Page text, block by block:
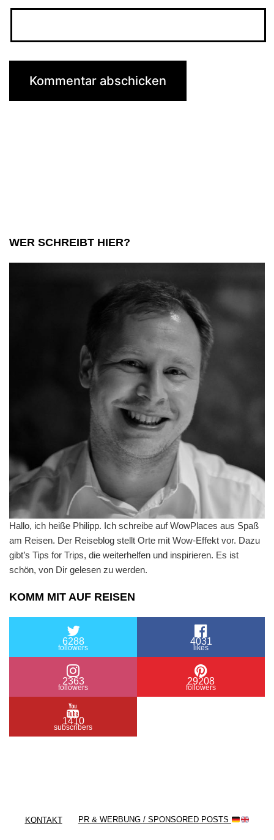
WER SCHREIBT HIER?
Hallo, ich heiße Philipp. Ich schreibe auf WowPlaces aus Spaß
am Reisen. Der Reiseblog stellt Orte mit Wow-Effekt vor. Dazu
gibt’s Tips for Trips, die weiterhelfen und inspirieren. Es ist
schön, von Dir gelesen zu werden.
KOMM MIT AUF REISEN
6288
followers
4031
likes
2363
followers
29208
followers
1410
subscribers
KONTAKT PR & WERBUNG / SPONSORED POSTS